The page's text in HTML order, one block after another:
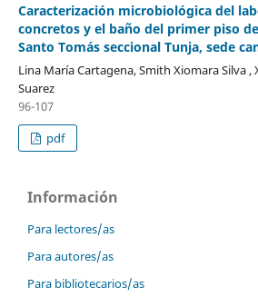
Caracterización microbiológica del
concretos y el baño del primer piso
Santo Tomás seccional Tunja, sede
Lina María Cartagena, Smith Xiomara Silva ,
Suarez
96-107
pdf
Información
Para lectores/as
Para autores/as
Para bibliotecarios/as